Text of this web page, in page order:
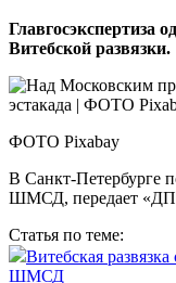
Главгосэкспертиза
Витебской развязки.
ФОТО Pixabay
В Санкт-Петербурге
ШМСД, передает
Статья по теме:
Витебская
ШМСД